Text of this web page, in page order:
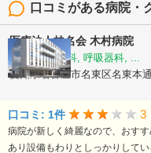
口コミがある病院・
医療法人桂名会 木村病院
内科, 神経内科, 呼吸器科, ...
愛知県名古屋市名東区名東本
口コミ: 1件 3
病院が新しく綺麗なので、おす
あり設備もわりとしっかりして